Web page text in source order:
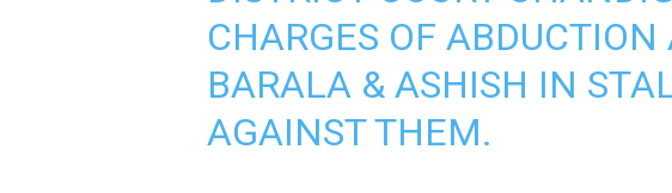
CHARGES OF
BARALA & ASHISH IN
AGAINST THEM.